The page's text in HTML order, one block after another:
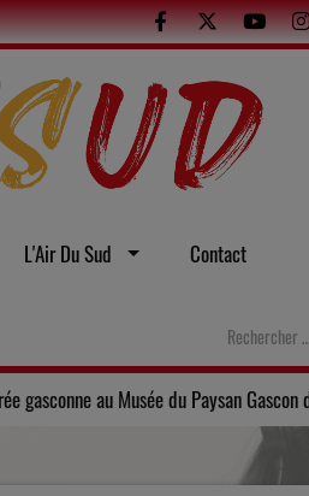
L'Air Du Sud Contact
Gers: Une soirée